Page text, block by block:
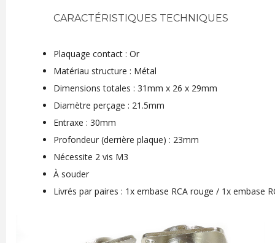
CARACTÉRISTIQUES TECHNIQUES
Plaquage contact : Or
Matériau structure : Métal
Dimensions totales : 31mm x 26 x 29mm
Diamètre perçage : 21.5mm
Entraxe : 30mm
Profondeur (derrière plaque) : 23mm
Nécessite 2 vis M3
À souder
Livrés par paires : 1x embase RCA rouge / 1x embase